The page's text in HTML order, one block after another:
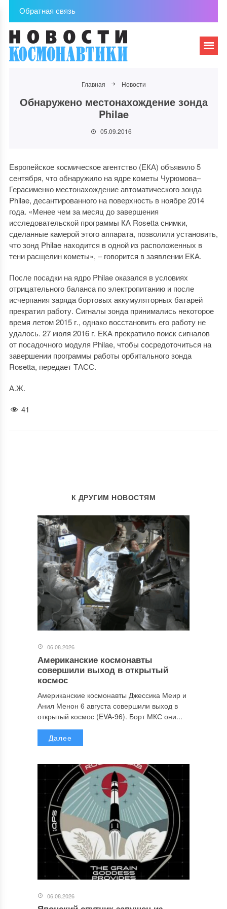
Обратная связь
Главная Новости
Обнаружено местонахождение зонда
Philae
05.09.2016
Европейское космическое агентство (ЕКА) объявило 5
сентября, что обнаружило на ядре кометы Чурюмова–
Герасименко местонахождение автоматического зонда
Philae, десантированного на поверхность в ноябре 2014
года. «Менее чем за месяц до завершения
исследовательской программы КА Rosetta снимки,
сделанные камерой этого аппарата, позволили установить,
что зонд Philae находится в одной из расположенных в
тени расщелин кометы», – говорится в заявлении ЕКА.
После посадки на ядро Philae оказался в условиях
отрицательного баланса по электропитанию и после
исчерпания заряда бортовых аккумуляторных батарей
прекратил работу. Сигналы зонда принимались некоторое
время летом 2015 г., однако восстановить его работу не
удалось. 27 июля 2016 г. ЕКА прекратило поиск сигналов
от посадочного модуля Philae, чтобы сосредоточиться на
завершении программы работы орбитального зонда
Rosetta, передает ТАСС.
А.Ж.
41
К ДРУГИМ НОВОСТЯМ
06.08.2026
Американские космонавты
совершили выход в открытый
космос
Американские космонавты Джессика Меир и
Анил Менон 6 августа совершили выход в
открытый космос (EVA-96). Борт МКС они...
Далее
06.08.2026